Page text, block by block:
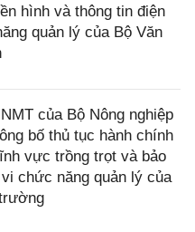
hình và thông tin điện
quản lý của Bộ Văn
của Bộ Nông nghiệp
bố thủ tục hành chính
vực trồng trọt và bảo
chức năng quản lý của